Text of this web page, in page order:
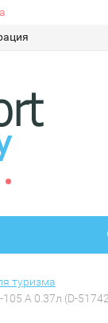
туризма
A 0.37л (D-